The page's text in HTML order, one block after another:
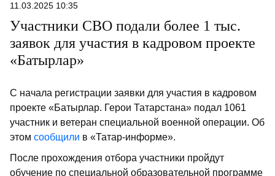
11.03.2025 10:35
Участники СВО подали более 1 тыс.
заявок для участия в кадровом проекте
«Батырлар»
С начала регистрации заявки для участия в кадровом
проекте «Батырлар. Герои Татарстана» подал 1061
участник и ветеран специальной военной операции. Об
этом сообщили в «Татар-информе».
После прохождения отбора участники пройдут
обучение по специальной образовательной программе